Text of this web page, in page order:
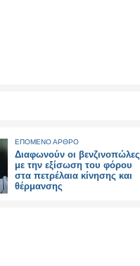
ΕΠΟΜΕΝΟ ΑΡΘΡΟ
Διαφωνούν οι βενζινοπώλες
με την εξίσωση του φόρου
στα πετρέλαια κίνησης και
θέρμανσης